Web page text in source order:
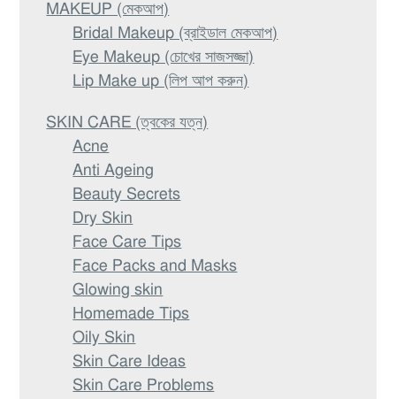
MAKEUP (মেকআপ)
Bridal Makeup (ব্রাইডাল মেকআপ)
Eye Makeup (চোখের সাজসজ্জা)
Lip Make up (লিপ আপ করুন)
SKIN CARE (ত্বকের যত্ন)
Acne
Anti Ageing
Beauty Secrets
Dry Skin
Face Care Tips
Face Packs and Masks
Glowing skin
Homemade Tips
Oily Skin
Skin Care Ideas
Skin Care Problems